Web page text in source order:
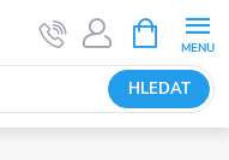
HLEDAT
NÁKUPNÍ
KOŠÍK